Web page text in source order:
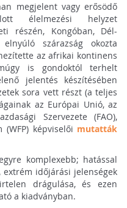
megjelent vagy erősödő
élelmezési helyzet
részén, Kongóban, Dél-
szárazság okozta
az afrikai kontinens
is gondoktól terhelt
jelentés készítésében
sora vett részt (a teljes
az Európai Unió, az
Szervezete (FAO),
képviselői mutatták
komplexebb; hatással
időjárási jelenségek
drágulása, és ezen
a kiadványban.